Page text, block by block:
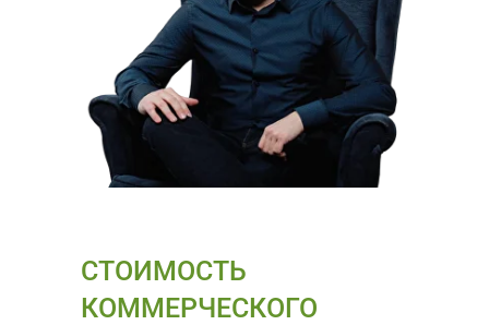
СТОИМОСТЬ
КОММЕРЧЕСКОГО